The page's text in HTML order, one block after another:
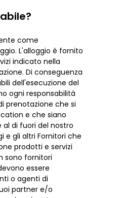
come
L'alloggio è fornito
indicato nella
Di conseguenza
dell'esecuzione del
ogni responsabilità
prenotazione che si
e che siano
di fuori del nostro
e gli altri Fornitori che
prodotti e servizi
sono fornitori
essere
o agenti di
partner e/o